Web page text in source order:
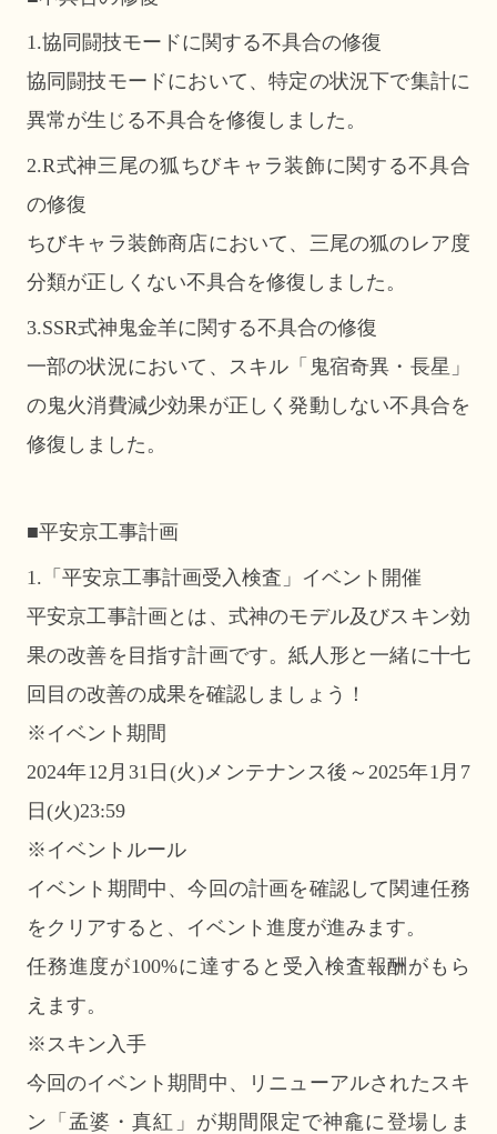
1.協同闘技モードに関する不具合の修復
協同闘技モードにおいて、特定の状況下で集計に
異常が生じる不具合を修復しました。
2.R式神三尾の狐ちびキャラ装飾に関する不具合
の修復
ちびキャラ装飾商店において、三尾の狐のレア度
分類が正しくない不具合を修復しました。
3.SSR式神鬼金羊に関する不具合の修復
一部の状況において、スキル「鬼宿奇異・長星」
の鬼火消費減少効果が正しく発動しない不具合を
修復しました。
■平安京工事計画
1.「平安京工事計画受入検査」イベント開催
平安京工事計画とは、式神のモデル及びスキン効
果の改善を目指す計画です。紙人形と一緒に十七
回目の改善の成果を確認しましょう！
※イベント期間
2024年12月31日(火)メンテナンス後～2025年1月7
日(火)23:59
※イベントルール
イベント期間中、今回の計画を確認して関連任務
をクリアすると、イベント進度が進みます。
任務進度が100%に達すると受入検査報酬がもら
えます。
※スキン入手
今回のイベント期間中、リニューアルされたスキ
ン「孟婆・真紅」が期間限定で神龕に登場しま